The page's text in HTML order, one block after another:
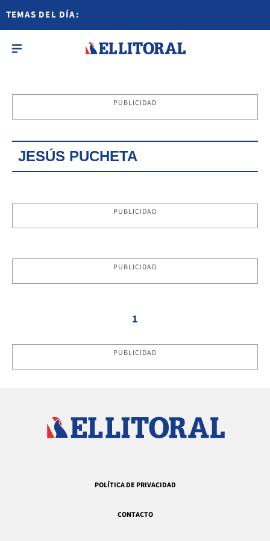
TEMAS DEL DÍA:
PUBLICIDAD
JESÚS PUCHETA
PUBLICIDAD
PUBLICIDAD
1
PUBLICIDAD
POLÍTICA DE PRIVACIDAD
CONTACTO